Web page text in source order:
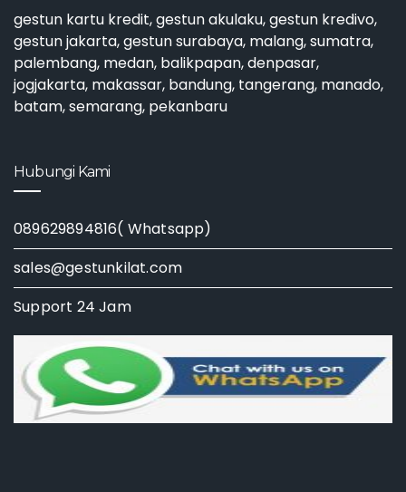
gestun kartu kredit,gestun akulaku,gestun kredivo,
gestun jakarta,gestun surabaya, malang, sumatra,
palembang, medan, balikpapan, denpasar,
jogjakarta, makassar, bandung, tangerang, manado,
batam, semarang, pekanbaru
Hubungi Kami
089629894816( Whatsapp)
sales@gestunkilat.com
Support 24 Jam